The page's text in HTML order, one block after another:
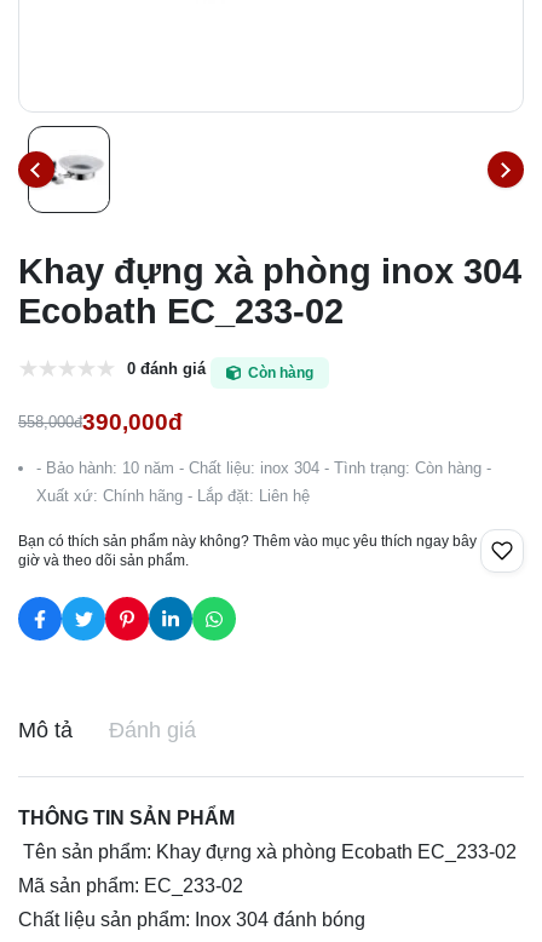
Khay đựng xà phòng inox 304
Ecobath EC_233-02
0 đánh giá Còn hàng
558,000đ390,000đ
- Bảo hành: 10 năm - Chất liệu: inox 304 - Tình trạng: Còn hàng -
Xuất xứ: Chính hãng - Lắp đặt: Liên hệ
Bạn có thích sản phẩm này không? Thêm vào mục yêu thích ngay bây
giờ và theo dõi sản phẩm.
Mô tả Đánh giá
THÔNG TIN SẢN PHẨM
Tên sản phẩm: Khay đựng xà phòng Ecobath EC_233-02
Mã sản phẩm: EC_233-02
Chất liệu sản phẩm: Inox 304 đánh bóng